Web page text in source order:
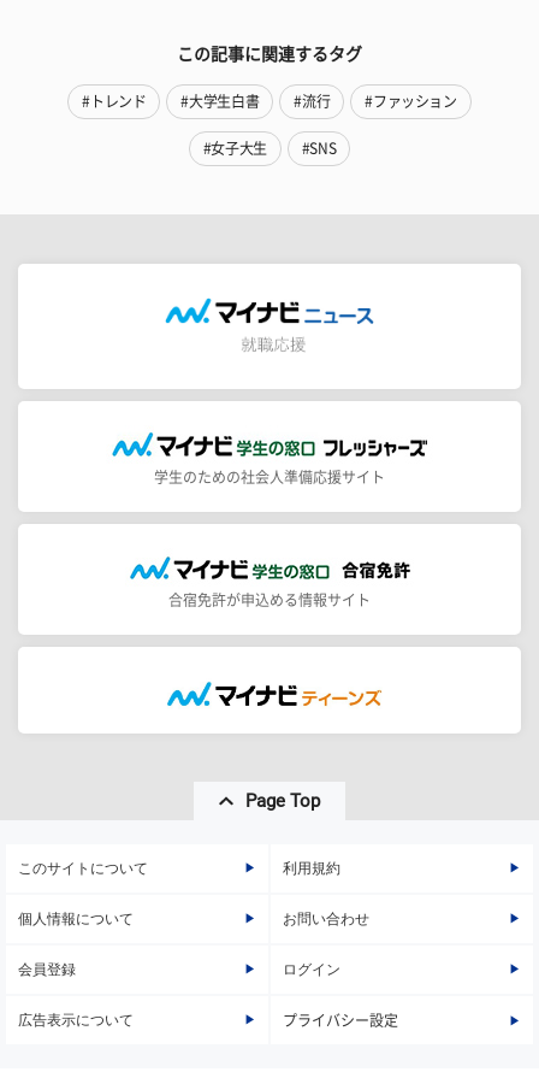
この記事に関連するタグ
#トレンド #大学生白書 #流行 #ファッション
#女子大生 #SNS
学生のための社会人準備応援サイト
合宿免許が申込める情報サイト
Page Top
このサイトについて 利用規約
個人情報について お問い合わせ
会員登録 ログイン
広告表示について プライバシー設定